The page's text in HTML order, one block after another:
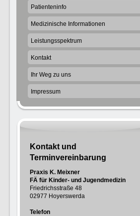
Patienteninfo
Medizinische Informationen
Leistungsspektrum
Kontakt
Ihr Weg zu uns
Impressum
Kontakt und
Terminvereinbarung
Praxis K. Meixner
FÄ für Kinder- und Jugendmedizin
Friedrichsstraße 48
02977 Hoyerswerda
Telefon